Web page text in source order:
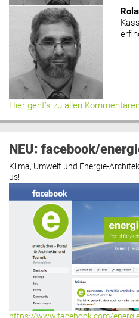
Hier geht’s zu allen
NEU: facebook/
Klima, Umwelt und Energie-
us!